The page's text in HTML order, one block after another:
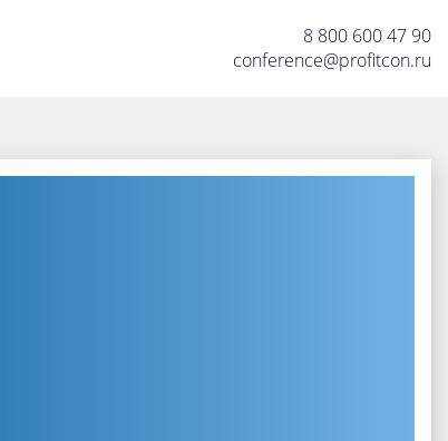
8 800 600 47 90
conference@profitcon.ru